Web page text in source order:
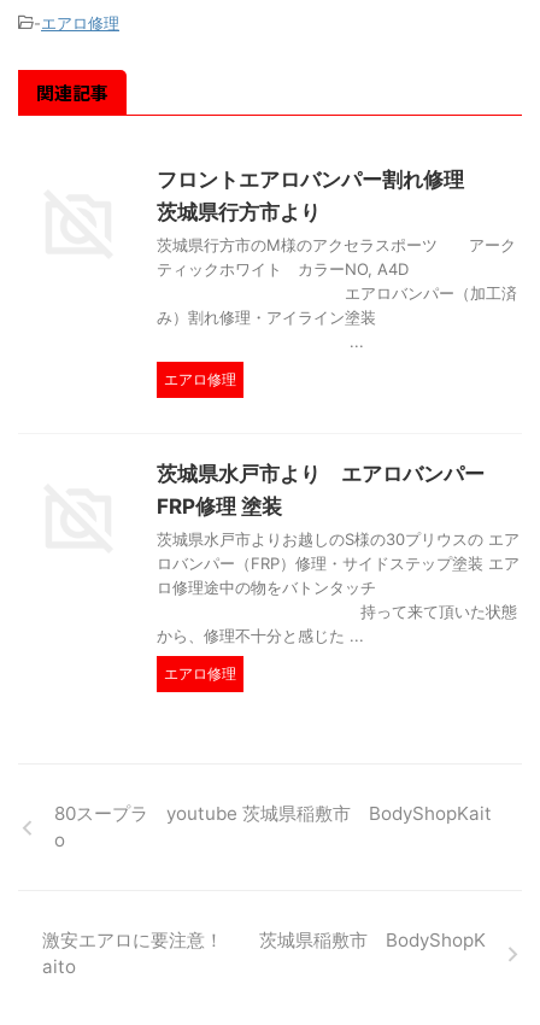
-エアロ修理
関連記事
フロントエアロバンパー割れ修理
茨城県行方市より
茨城県行方市のM様のアクセラスポーツ アーク
ティックホワイト カラーNO, A4D
エアロバンパー（加工済
み）割れ修理・アイライン塗装
...
エアロ修理
茨城県水戸市より エアロバンパー
FRP修理 塗装
茨城県水戸市よりお越しのS様の30プリウスの エア
ロバンパー（FRP）修理・サイドステップ塗装 エア
ロ修理途中の物をバトンタッチ
持って来て頂いた状態
から、修理不十分と感じた ...
エアロ修理
80スープラ youtube 茨城県稲敷市 BodyShopKait
o
激安エアロに要注意！ 茨城県稲敷市 BodyShopK
aito